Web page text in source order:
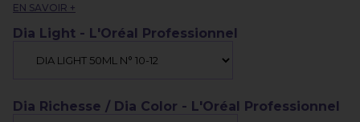
Grâce à sa formule sans ammoniaque et à sa technologie au pH
acide unique, Dialight préserve l'intégrité de la fibre capillaire.
les cheveux traités chimiquement, sensibilisés, décolorés ou
sur les cheveux naturels, sains et non traités avec des
techniques de coloration.
EN SAVOIR +
Dia Light - L'Oréal Professionnel
Dia Richesse / Dia Color - L'Oréal Professionnel